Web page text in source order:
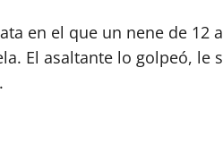
en el que un nene de 12
El asaltante lo golpeó, le